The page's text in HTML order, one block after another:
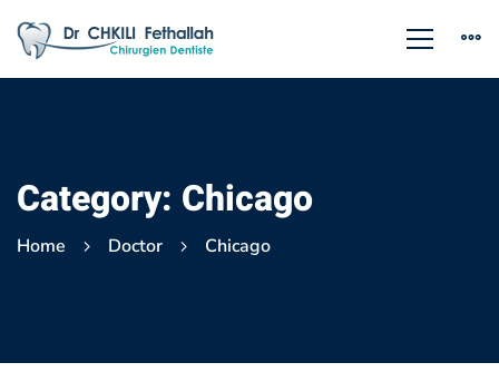
Category: Chicago
Home Doctor Chicago